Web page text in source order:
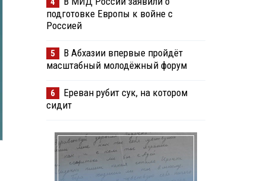
подготовке Европы к войне с
Россией
5
В Абхазии впервые пройдёт
масштабный молодёжный форум
6
Ереван рубит сук, на котором
сидит